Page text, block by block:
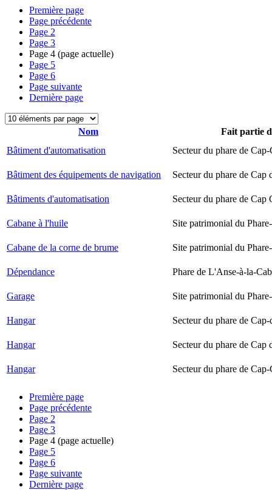
Première page
Page précédente
Page 2
Page 3
Page 4 (page actuelle)
Page 5
Page 6
Page suivante
Dernière page
Nom
Fait partie
Bâtiment d'automatisation
Secteur du phare de Cap-
Bâtiment des équipements de navigation Secteur du phare de Cap
Bâtiments d'automatisation Secteur du phare de Cap
Cabane à l'huile Site patrimonial du
Cabane de la corne de brume Site patrimonial du
Dépendance Phare de L'Anse-à-la-
Garage Site patrimonial du
Hangar Secteur du phare de Cap-
Hangar Secteur du phare de Cap
Hangar Secteur du phare de Cap-
Première page
Page précédente
Page 2
Page 3
Page 4 (page actuelle)
Page 5
Page 6
Page suivante
Dernière page